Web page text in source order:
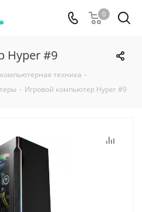
0
Hyper #9
техника -
- Игровой компьютер Hyper #9